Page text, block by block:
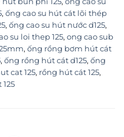
, ống cao su hút cát lõi thép
, ống cao su hút nước d125,
su loi thep 125, ong cao sub
, ống rồng bơm hút cát
, ống rồng hút cát d125, ống
cat 125, rồng hút cát 125,